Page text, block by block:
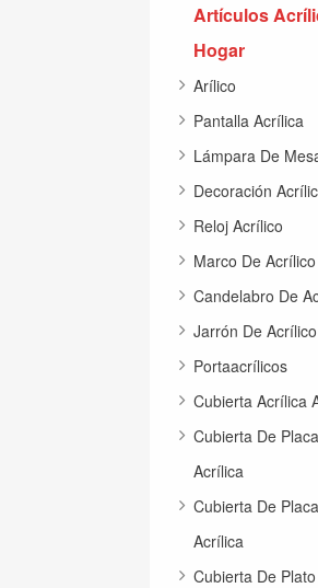
Artículos
Hogar
Arílico
Pantalla Acrílica
Lámpara De
Decoración
Reloj Acrílico
Marco De Acrílico
Candelabro De
Jarrón De Acrílico
Portaacrílicos
Cubierta Acrílica
Cubierta De
Acrílica
Cubierta De
Acrílica
Cubierta De